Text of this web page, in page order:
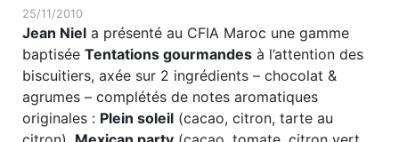
25/11/2010
Jean Niel a présenté au CFIA Maroc une gamme
baptisée Tentations gourmandes à l’attention des
biscuitiers, axée sur 2 ingrédients – chocolat &
agrumes – complétés de notes aromatiques
originales : Plein soleil (cacao, citron, tarte au